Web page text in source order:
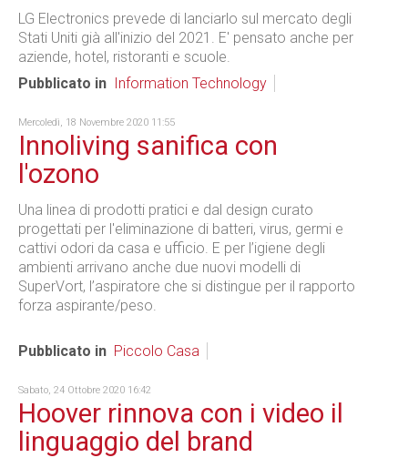
LG Electronics prevede di lanciarlo sul mercato degli
Stati Uniti già all'inizio del 2021. E' pensato anche per
aziende, hotel, ristoranti e scuole.
Pubblicato in
Information Technology
Mercoledì, 18 Novembre 2020 11:55
Innoliving sanifica con
l'ozono
Una linea di prodotti pratici e dal design curato
progettati per l'eliminazione di batteri, virus, germi e
cattivi odori da casa e ufficio. E per l’igiene degli
ambienti arrivano anche due nuovi modelli di
SuperVort, l’aspiratore che si distingue per il rapporto
forza aspirante/peso.
Pubblicato in Piccolo Casa
Sabato, 24 Ottobre 2020 16:42
Hoover rinnova con i video il
linguaggio del brand